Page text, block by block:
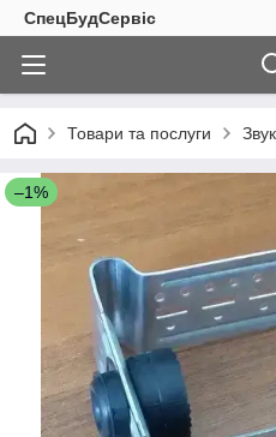
СпецБудСервіс
Товари та послуги
–1%